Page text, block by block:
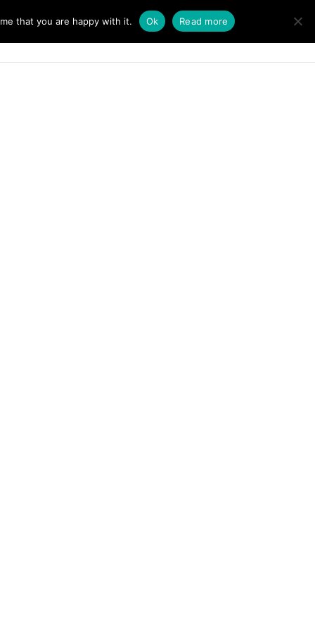
Contatti Italiano
that you are happy with it. Ok Read more